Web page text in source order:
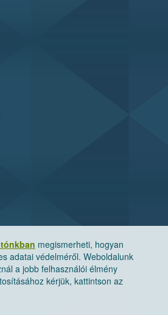
megismerheti, hogyan
adatai védelméről. Weboldalunk
a jobb felhasználói élmény
kérjük, kattintson az